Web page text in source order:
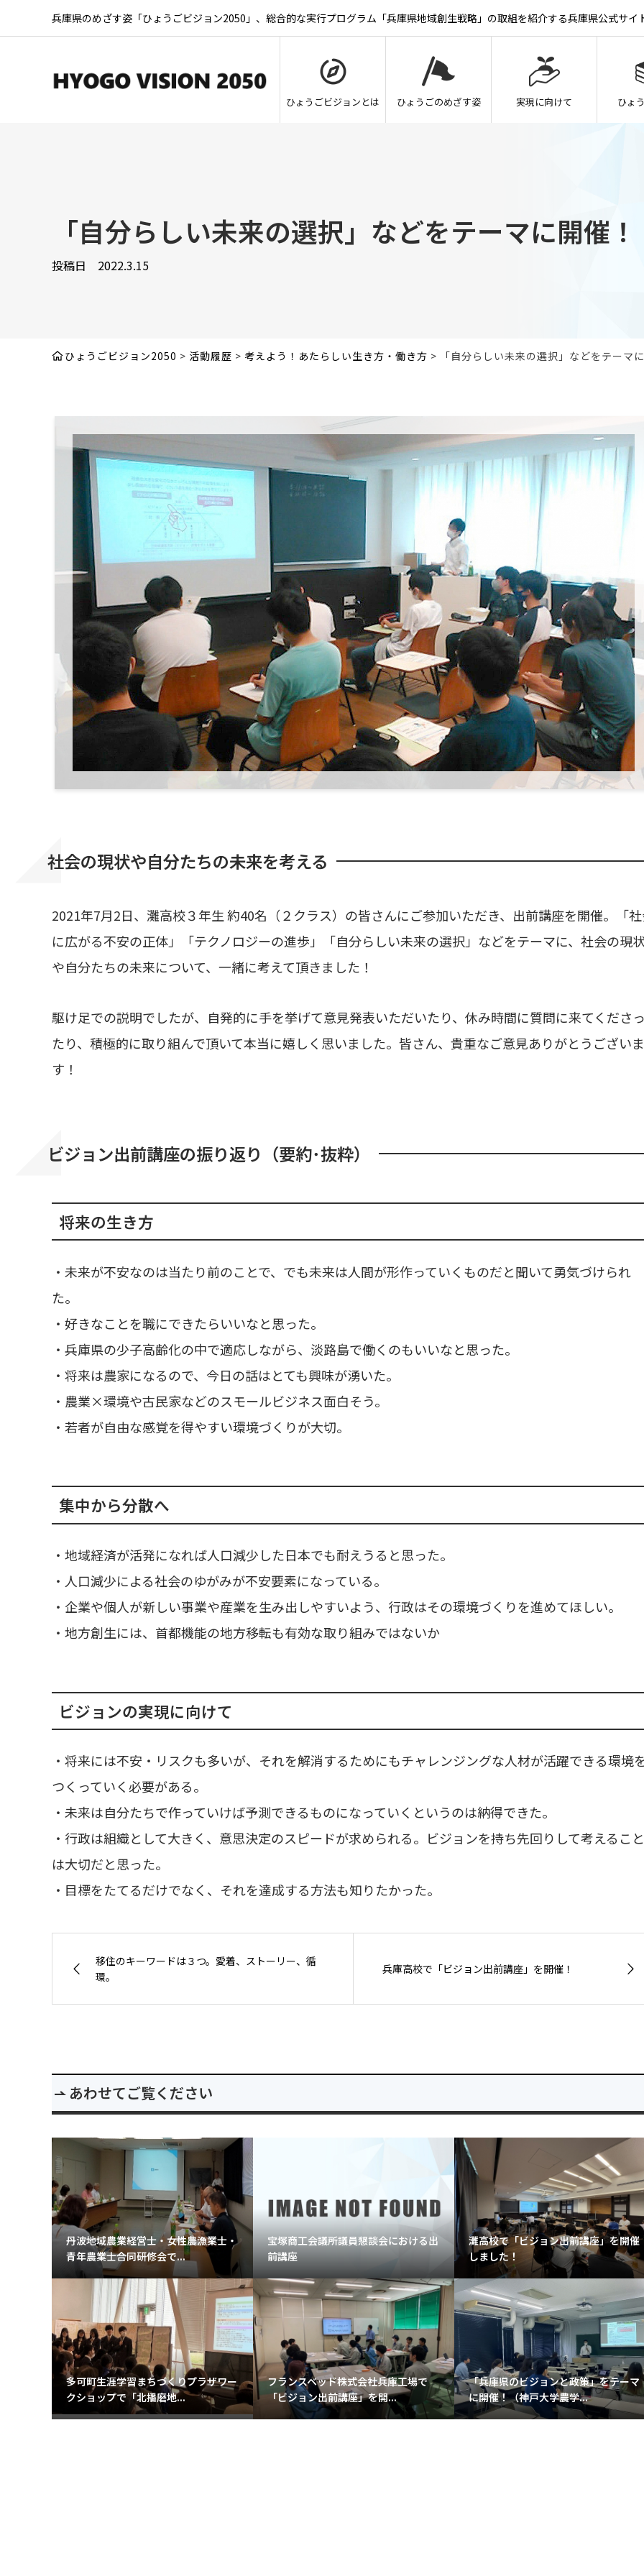
兵庫県のめざす姿「ひょうごビジョン2050」、総合的な実行プログラム「兵庫県地域創生戦略」の取組を紹介する兵庫県公式サイ
ひょうごビジョンとは ひょうごのめざす姿 実現に向けて ひょ
「自分らしい未来の選択」などをテーマに開催
投稿日 2022.3.15
ひょうごビジョン2050 > 活動履歴 > 考えよう！あたらしい生き方・働き方 > 「自分らしい未来の選択」などをテーマ
社会の現状や自分たちの未来を考える
2021年7月2日、灘高校３年生 約40名（２クラス）の皆さんにご参加いただき、出前講座を開催。「
に広がる不安の正体」「テクノロジーの進歩」「自分らしい未来の選択」などをテーマに、社会の現
や自分たちの未来について、一緒に考えて頂きました！
駆け足での説明でしたが、自発的に手を挙げて意見発表いただいたり、休み時間に質問に来てくださ
たり、積極的に取り組んで頂いて本当に嬉しく思いました。皆さん、貴重なご意見ありがとうございま
す！
ビジョン出前講座の振り返り（要約･抜粋）
将来の生き方
・未来が不安なのは当たり前のことで、でも未来は人間が形作っていくものだと聞いて勇気づけられ
た。
・好きなことを職にできたらいいなと思った。
・兵庫県の少子高齢化の中で適応しながら、淡路島で働くのもいいなと思った。
・将来は農家になるので、今日の話はとても興味が湧いた。
・農業×環境や古民家などのスモールビジネス面白そう。
・若者が自由な感覚を得やすい環境づくりが大切。
集中から分散へ
・地域経済が活発になれば人口減少した日本でも耐えうると思った。
・人口減少による社会のゆがみが不安要素になっている。
・企業や個人が新しい事業や産業を生み出しやすいよう、行政はその環境づくりを進めてほしい。
・地方創生には、首都機能の地方移転も有効な取り組みではないか
ビジョンの実現に向けて
・将来には不安・リスクも多いが、それを解消するためにもチャレンジングな人材が活躍できる環境
つくっていく必要がある。
・未来は自分たちで作っていけば予測できるものになっていくというのは納得できた。
・行政は組織として大きく、意思決定のスピードが求められる。ビジョンを持ち先回りして考えること
は大切だと思った。
・目標をたてるだけでなく、それを達成する方法も知りたかった。
移住のキーワードは３つ。愛着、ストーリー、循
環。
兵庫高校で「ビジョン出前講座」を開催！
あわせてご覧ください
丹波地域農業経営士・女性農漁業士・
青年農業士合同研修会で...
宝塚商工会議所議員懇談会における出
前講座
灘高校で「ビジョン出前講座」を開催
しました！
多可町生涯学習まちづくりプラザワー
クショップで「北播磨地...
フランスベッド株式会社兵庫工場で
「ビジョン出前講座」を開...
「兵庫県のビジョンと政策」をテーマ
に開催！（神戸大学農学...